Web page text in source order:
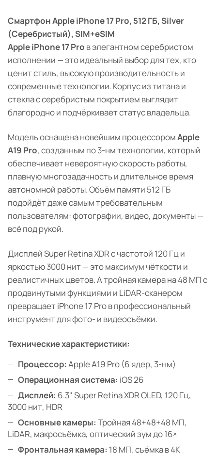
Смартфон Apple iPhone 17 Pro, 512 ГБ, Silver
(Серебристый), SIM+eSIM
Apple iPhone 17 Pro в элегантном серебристом
исполнении — это идеальный выбор для тех, кто
ценит стиль, высокую производительность и
современные технологии. Корпус из титана и
стекла с серебристым покрытием выглядит
благородно и подчёркивает статус владельца.
Модель оснащена новейшим процессоромApple
A19 Pro, созданным по 3-нм технологии, который
обеспечивает невероятную скорость работы,
плавную многозадачность и длительное время
автономной работы. Объём памяти 512 ГБ
подойдёт даже самым требовательным
пользователям: фотографии, видео, документы —
всё под рукой.
Дисплей Super Retina XDR с частотой 120 Гц и
яркостью 3000 нит — это максимум чёткости и
реалистичных цветов. А тройная камера на 48 МП с
продвинутыми функциями и LiDAR-сканером
превращает iPhone 17 Pro в профессиональный
инструмент для фото- и видеосъёмки.
Технические характеристики:
Процессор: Apple A19 Pro (6 ядер, 3-нм)
Операционная система: iOS 26
Дисплей: 6.3" Super Retina XDR OLED, 120 Гц,
3000 нит, HDR
Основные камеры: Тройная 48+48+48 МП,
LiDAR, макросъёмка, оптический зум до 16×
Фронтальная камера: 18 МП, съёмка в 4K